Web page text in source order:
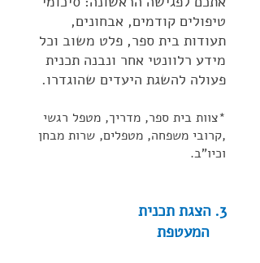
טיפולים קודמים, אבחונים,
תעודות בית ספר, פלט משוב וכל
מידע רלוונטי אחר ונבנה תכנית
פעולה להשגת היעדים שהוגדרו.
*צוות בית ספר, מדריך, מטפל רגשי
,קרובי משפחה, מטפלים, שרות מבחן
וכיו"ב.
3. הצגת תכנית
המעטפת